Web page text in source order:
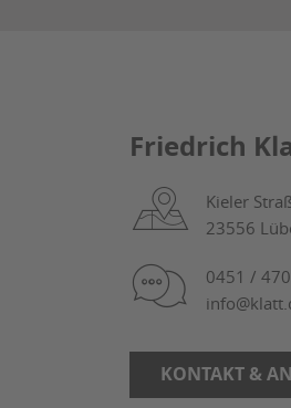
Friedrich
Kieler
23556
0451 /
KONTAKT &